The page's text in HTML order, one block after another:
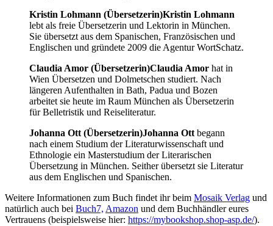
Kristin Lohmann (Übersetzerin)Kristin Lohmann
lebt als freie Übersetzerin und Lektorin in München.
Sie übersetzt aus dem Spanischen, Französischen und
Englischen und gründete 2009 die Agentur WortSchatz.
Claudia Amor (Übersetzerin)Claudia Amor hat in
Wien Übersetzen und Dolmetschen studiert. Nach
längeren Aufenthalten in Bath, Padua und Bozen
arbeitet sie heute im Raum München als Übersetzerin
für Belletristik und Reiseliteratur.
Johanna Ott (Übersetzerin)Johanna Ott begann
nach einem Studium der Literaturwissenschaft und
Ethnologie ein Masterstudium der Literarischen
Übersetzung in München. Seither übersetzt sie Literatur
aus dem Englischen und Spanischen.
Weitere Informationen zum Buch findet ihr beim Mosaik Verlag und
natürlich auch bei Buch7, Amazon und dem Buchhändler eures
Vertrauens (beispielsweise hier: https://mybookshop.shop-asp.de/).